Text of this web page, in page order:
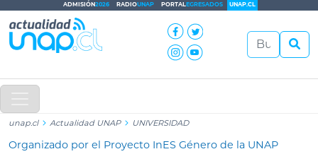
ADMISIÓN2026 RADIOUNAP PORTALEGRESADOS UNAP.CL
unap.cl Actualidad UNAP UNIVERSIDAD
Organizado por el Proyecto InES Género de la UNAP